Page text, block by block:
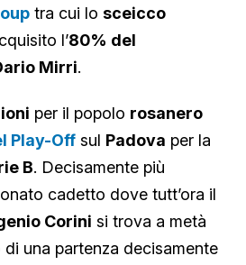
tra cui lo sceicco
l’80% del
Mirri.
per il popolo rosanero
Play-Off sul Padova per la
B. Decisamente più
cadetto dove tutt’ora il
Corini si trova a metà
una partenza decisamente